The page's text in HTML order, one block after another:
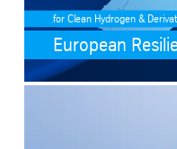
for Clean Hydrogen &
European